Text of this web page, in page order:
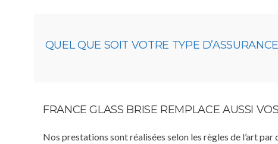
QUEL QUE SOIT VOTRE TYPE
FRANCE GLASS BRISE REMPLACE AUSSI
Nos prestations sont réalisées selon les règles de l’art